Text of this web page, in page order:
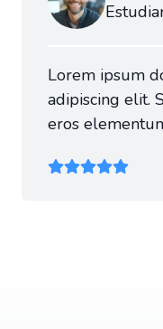
Lorem ipsum
adipiscing elit.
eros